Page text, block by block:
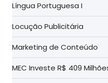
Língua Portuguesa I
Locução Publicitária
Marketing de Conteúdo
MEC Investe R$ 409